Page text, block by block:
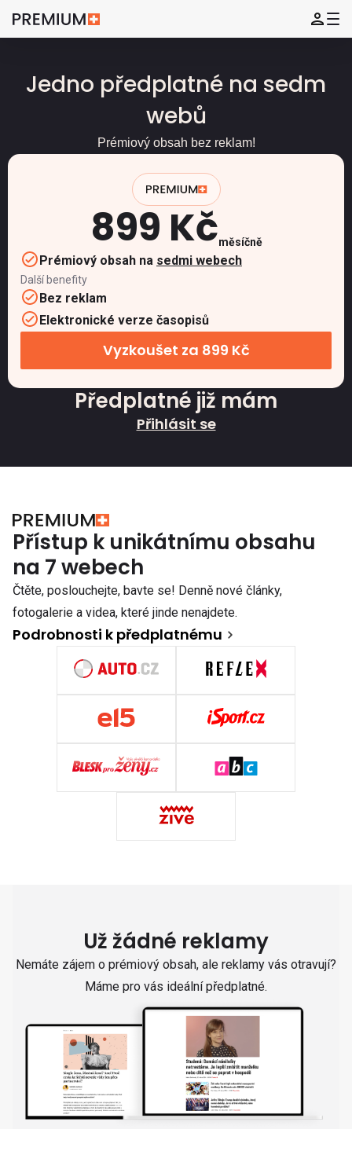
Jedno předplatné na sedm
webů
Prémiový obsah bez reklam!
899 Kčměsíčně
Prémiový obsah na sedmi webech
Další benefity
Bez reklam
Elektronické verze časopisů
Vyzkoušet za 899 Kč
Předplatné již mám
Přihlásit se
Přístup k unikátnímu obsahu
na 7 webech
Čtěte, poslouchejte, bavte se! Denně nové články,
fotogalerie a videa, které jinde nenajdete.
Podrobnosti k předplatnému
Už žádné reklamy
Nemáte zájem o prémiový obsah, ale reklamy vás otravují?
Máme pro vás ideální předplatné.